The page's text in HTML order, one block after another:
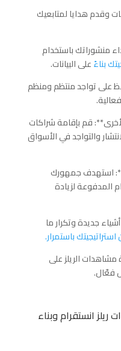
وقدم هدايا لمتابعيك
منشوراتك باستخدام
بناءًعلى البيانات.
على تواجد منتظم ومنظم
قم بإقامة شراكات
والتواجد في الأسواق
استهدف جمهورك
المدفوعة لزيادة
جديدة وتكرار ما
باستمرار.
الريلز على
فعّال.
ريلز انستقرام وبناء